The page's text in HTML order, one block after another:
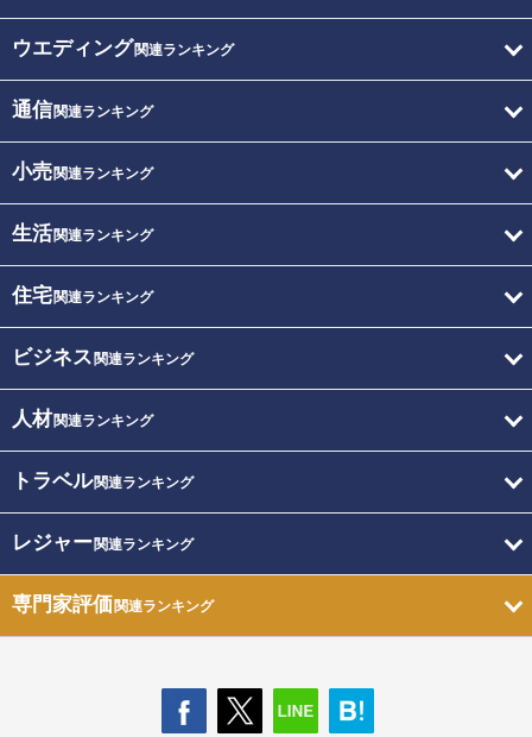
ウエディング関連ランキング
通信関連ランキング
小売関連ランキング
生活関連ランキング
住宅関連ランキング
ビジネス 関連ランキング
人材関連ランキング
トラベル関連ランキング
レジャー関連ランキング
専門家評価関連ランキング